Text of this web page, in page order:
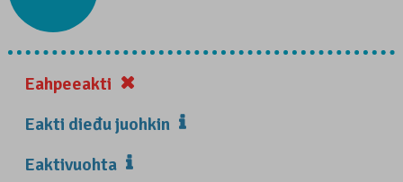
Eahpeeakti
Eakti dieđu juohkin
Eaktivuohta